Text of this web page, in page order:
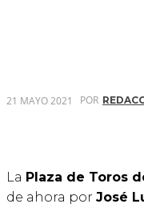
21 MAYO 2021 POR
La Plaza de Toros
de ahora por José